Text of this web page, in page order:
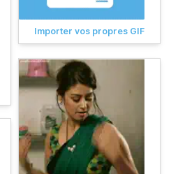
Importer vos propres GIF